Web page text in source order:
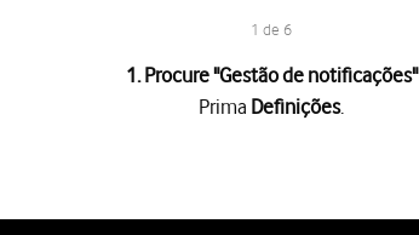
1 de 6
1. Procure "Gestão de notificações"
Prima Definições.